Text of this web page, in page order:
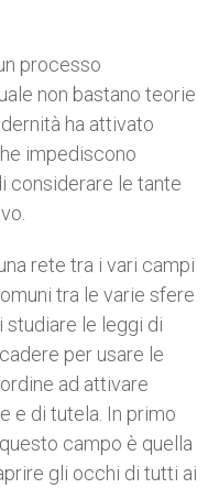
processo
non bastano teorie
ha attivato
impediscono
considerare le tante
rete tra i vari campi
tra le varie sfere
studiare le leggi di
per usare le
ad attivare
e di tutela. In primo
campo è quella
gli occhi di tutti ai